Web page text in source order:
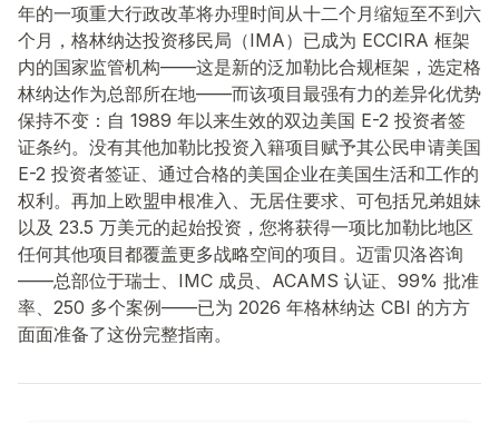
年的一项重大行政改革将办理时间从十二个月缩短至不到六
个月，格林纳达投资移民局（IMA）已成为 ECCIRA 框架
内的国家监管机构——这是新的泛加勒比合规框架，选定格
林纳达作为总部所在地——而该项目最强有力的差异化优势
保持不变：自 1989 年以来生效的双边美国 E-2 投资者签
证条约。没有其他加勒比投资入籍项目赋予其公民申请美国
E-2 投资者签证、通过合格的美国企业在美国生活和工作的
权利。再加上欧盟申根准入、无居住要求、可包括兄弟姐妹
以及 23.5 万美元的起始投资，您将获得一项比加勒比地区
任何其他项目都覆盖更多战略空间的项目。迈雷贝洛咨询
——总部位于瑞士、IMC 成员、ACAMS 认证、99% 批准
率、250 多个案例——已为 2026 年格林纳达 CBI 的方方
面面准备了这份完整指南。